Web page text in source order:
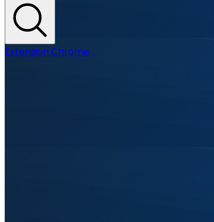
Extension Chrome